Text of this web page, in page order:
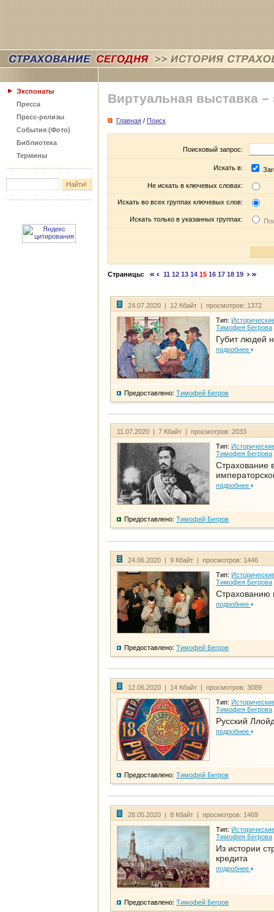
Экспонаты
Пресса
Пресс-релизы
События (Фото)
Библиотека
Термины
Виртуальная выставка –
Главная / Поиск
Поисковый запрос:
Искать в:
Не искать в ключевых словах:
Искать во всех группах ключевых слов:
Искать только в указанных группах:
Страницы: 11 12 13 14 15 16 17 18 19
24.07.2020 | 12 Кбайт | просмотров: 1372
Тип:
Тимофея Бегрова
Губит людей
подробнее
Предоставлено: Тимофей Бегров
11.07.2020 | 7 Кбайт | просмотров: 2033
Тип:
Тимофея Бегрова
Страхование
подробнее
Предоставлено: Тимофей Бегров
24.06.2020 | 9 Кбайт | просмотров: 1446
Тип:
Тимофея Бегрова
Страхованию
подробнее
Предоставлено: Тимофей Бегров
12.06.2020 | 14 Кбайт | просмотров: 3089
Тип:
Тимофея Бегрова
Русский
подробнее
Предоставлено: Тимофей Бегров
28.05.2020 | 8 Кбайт | просмотров: 1469
Тип:
Тимофея Бегрова
Из истории
кредита
подробнее
Предоставлено: Тимофей Бегров